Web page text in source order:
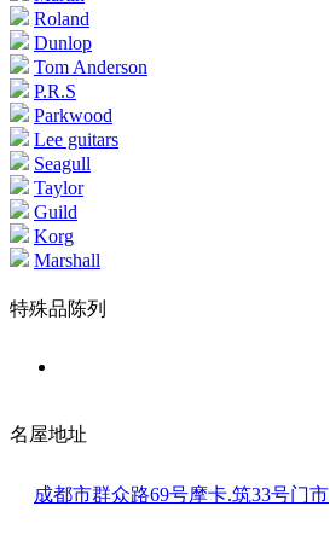
Roland
Dunlop
Tom Anderson
P.R.S
Parkwood
Lee guitars
Seagull
Taylor
Guild
Korg
Marshall
特殊品陈列
名屋地址
成都市群众路69号摩卡.筑33号门市